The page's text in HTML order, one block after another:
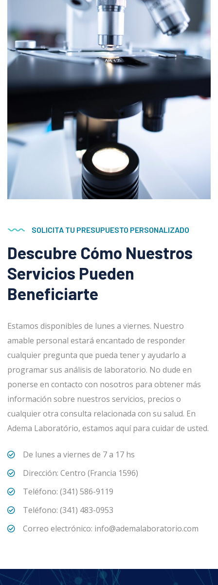
SOLICITA TU PRESUPUESTO PERSONALIZADO
Descubre Cómo Nuestros
Servicios Pueden
Beneficiarte
Estamos disponibles de lunes a viernes. Nuestro
amable personal estará encantado de responder
cualquier pregunta que pueda tener y ayudarlo a
programar sus análisis de laboratorio. No dude en
ponerse en contacto con nosotros para obtener más
información sobre nuestros servicios, precios o
cualquier otra consulta relacionada con su salud. En
Adema Laboratório, estamos aquí para cuidar de usted.
De lunes a viernes de 7 a 17 hs
Dirección: Centro (Francia 1596)
Teléfono: (341) 586-9119
Teléfono: (341) 483-0953
Correo electrónico: info@ademalaboratorio.com